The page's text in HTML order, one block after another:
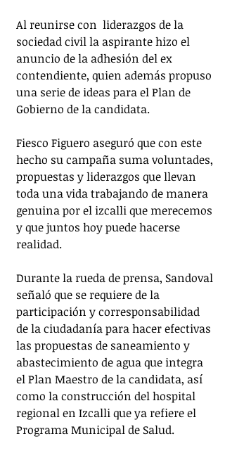
Al reunirse con  liderazgos de la
sociedad civil la aspirante hizo el
anuncio de la adhesión del ex
contendiente, quien además propuso
una serie de ideas para el Plan de
Gobierno de la candidata.
Fiesco Figuero aseguró que con este
hecho su campaña suma voluntades,
propuestas y liderazgos que llevan
toda una vida trabajando de manera
genuina por el izcalli que merecemos
y que juntos hoy puede hacerse
realidad.
Durante la rueda de prensa, Sandoval
señaló que se requiere de la
participación y corresponsabilidad
de la ciudadanía para hacer efectivas
las propuestas de saneamiento y
abastecimiento de agua que integra
el Plan Maestro de la candidata, así
como la construcción del hospital
regional en Izcalli que ya refiere el
Programa Municipal de Salud.